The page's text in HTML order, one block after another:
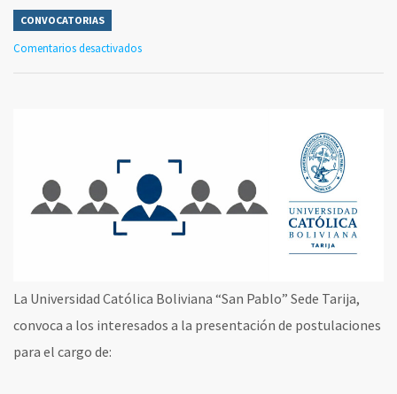
CONVOCATORIAS
Comentarios desactivados
La Universidad Católica Boliviana “San Pablo” Sede Tarija,
convoca a los interesados a la presentación de postulaciones
para el cargo de: